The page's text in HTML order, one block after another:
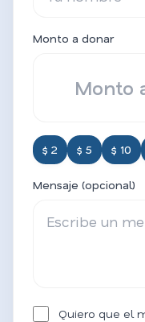
Monto a donar
$ 2 $ 5 $ 10
Mensaje (opcional)
Quiero que el